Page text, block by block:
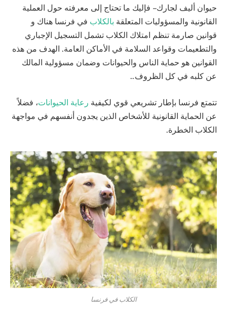
حيوان أليف لجارك – فإليك ما تحتاج إلى معرفته حول العملية
القانونية والمسؤوليات المتعلقة بالكلاب في فرنسا هناك و
قوانين صارمة تنظم امتلاك الكلاب تشمل التسجيل الإجباري
والتطعيمات وقواعد السلامة في الأماكن العامة. الهدف من هذه
القوانين هو حماية الناس والحيوانات وضمان مسؤولية المالك
عن كلبه في كل الظروف..
تتمتع فرنسا بإطار تشريعي قوي لكيفية رعاية الحيوانات، فضلاً
عن الحماية القانونية للأشخاص الذين يجدون أنفسهم في مواجهة
الكلاب الخطرة.
الكلاب في فرنسا